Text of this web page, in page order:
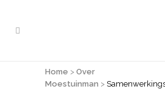
Home > Over
Moestuinman >